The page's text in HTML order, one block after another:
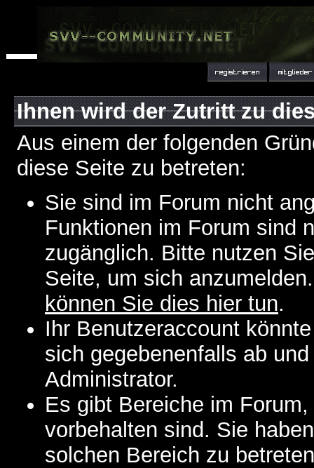
Ihnen wird der Zutritt zu
Aus einem der folgenden
diese Seite zu betreten:
Sie sind im Forum nicht
Funktionen im Forum sind
zugänglich. Bitte nutzen
Seite, um sich
können Sie dies hier tun.
Ihr Benutzeraccount
sich gegebenenfalls ab
Administrator.
Es gibt Bereiche im
vorbehalten sind. Sie
solchen Bereich zu